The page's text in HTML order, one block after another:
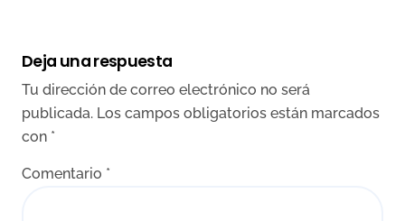
Deja una respuesta
Tu dirección de correo electrónico no será
publicada. Los campos obligatorios están marcados
con *
Comentario *